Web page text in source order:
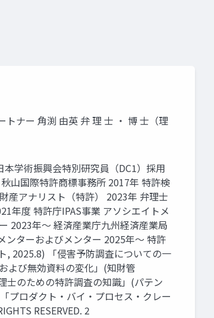
ナー 角渕 由英 弁 理 士 ・ 博 士（理
学術振興会特別研究員（DC1）採用
山国際特許商標事務所 2017年 特許検
産アナリスト（特許） 2023年 弁理士
年度 特許庁IPAS事業 アソシエイトメ
2023年～ 経済産業庁九州経済産業局
ンターおよびメンター 2025年～ 特許
, 2025.8) 「侵害予防調査についての一
よび無効資料の変化」(知財管
士のための特許調査の知識」(パテン
プロダクト・バイ・プロセス・クレー
RESERVED. 2